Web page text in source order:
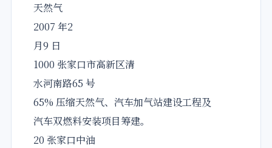
天然气
2007 年2
月9 日
1000 张家口市高新区清
水河南路65 号
65% 压缩天然气、汽车加气站建设工程及
汽车双燃料安装项目筹建。
20 张家口中油